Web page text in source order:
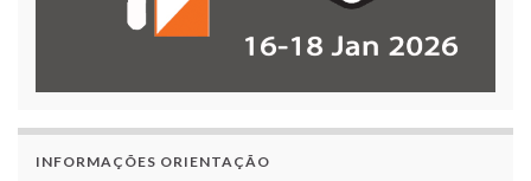
INFORMAÇÕES ORIENTAÇÃO